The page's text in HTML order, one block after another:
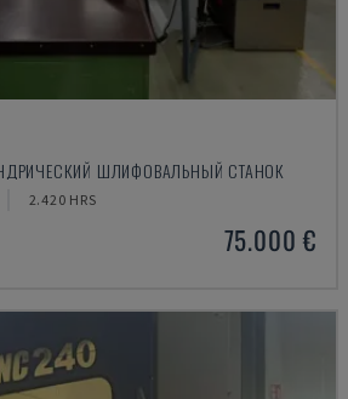
ШЛИФОВАЛЬНЫЙ СТАНОК
2.420 HRS
75.000 €